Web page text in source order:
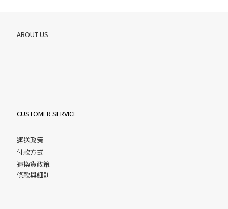
ABOUT US
CUSTOMER SERVICE
運送政策
付款方式
退換貨政策
條款與細則